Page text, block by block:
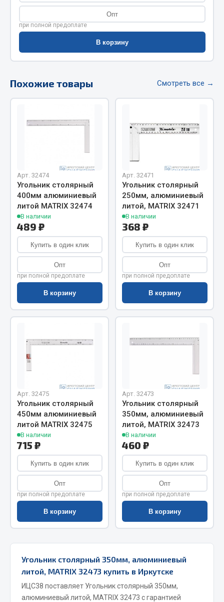
Весь раздел
РТИ
Кольца уплотнительные
Патрубки
Прокладки
Рукава высокого давления
Весь раздел
Автомобильная электрика
Автолампы
Блоки реле и предохранителей
Выключатели кнопочные
Показать ещё
Весь раздел
Запчасти на полуприцепы
Амортизаторы для полуприцепов
Весь раздел
Двигатель
Система питания
Система выпуска газа
Опт
при полной предоплате
В корзину
Похожие товары Смотреть все →
Арт. 32474
Угольник столярный
400мм алюминиевый
литой MATRIX 32474
В наличии
489 ₽
Купить в один клик
Опт
при полной предоплате
В корзину
Арт. 32471
Угольник столярный
250мм, алюминиевый
литой, MATRIX 32471
В наличии
368 ₽
Купить в один клик
Опт
при полной предоплате
В корзину
Арт. 32475
Угольник столярный
450мм алюминиевый
литой MATRIX 32475
В наличии
715 ₽
Купить в один клик
Опт
при полной предоплате
В корзину
Арт. 32473
Угольник столярный
350мм, алюминиевый
литой, MATRIX 32473
В наличии
460 ₽
Купить в один клик
Опт
при полной предоплате
В корзину
Угольник столярный 350мм, алюминиевый
литой, MATRIX 32473 купить в Иркутске
ИЦС38 поставляет Угольник столярный 350мм,
алюминиевый литой, MATRIX 32473 с гарантией